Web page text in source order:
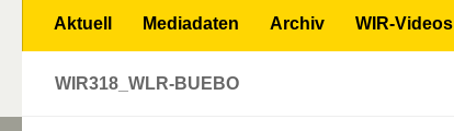
Aktuell Mediadaten Archiv WIR-Videos
WIR318_WLR-BUEBO